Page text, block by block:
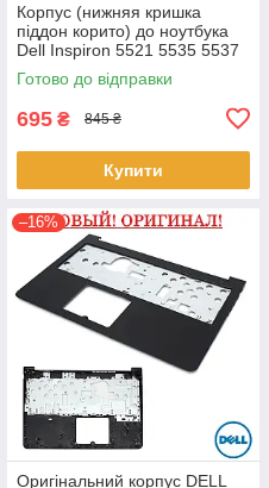
Корпус (нижняя кришка
піддон корито) до ноутбука
Dell Inspiron 5521 5535 5537
(0YXMG9, AP0ZG000200)
Готово до відправки
695 ₴ 845 ₴
Купити
–16%
Оригінальний корпус DELL